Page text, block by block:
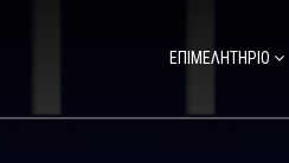
ΕΠΙΜΕΛΗΤΗΡΙΟ